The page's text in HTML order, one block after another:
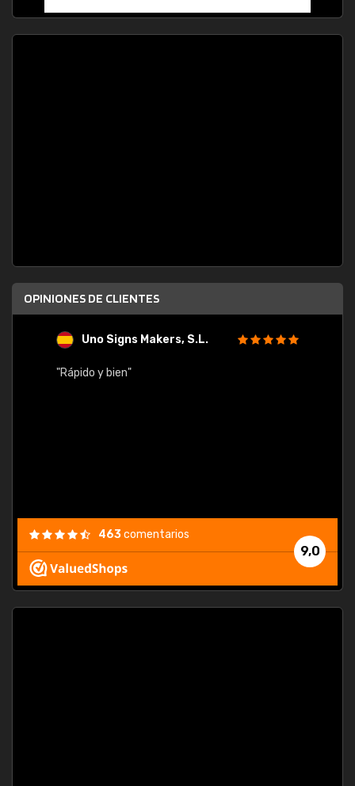
OPINIONES DE CLIENTES
Uno Signs Makers, S.L.
"Rápido y bien"
9,0
463comentarios